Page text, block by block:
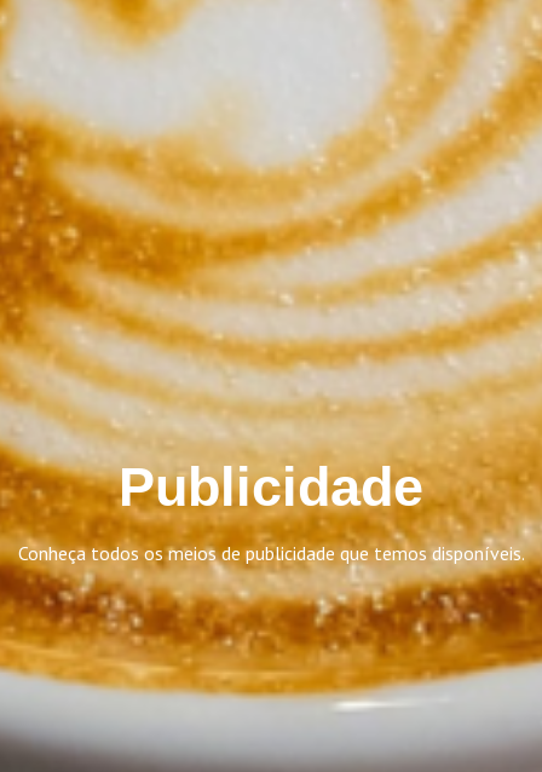
Publicidade
Conheça todos os meios de publicidade que temos disponíveis.